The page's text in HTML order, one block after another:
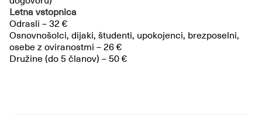
Letna vstopnica
Odrasli – 32 €
Osnovnošolci, dijaki, študenti, upokojenci, brezposelni,
osebe z oviranostmi – 26 €
Družine (do 5 članov) – 50 €